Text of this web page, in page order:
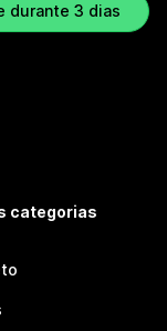
durante 3 dias
categorias